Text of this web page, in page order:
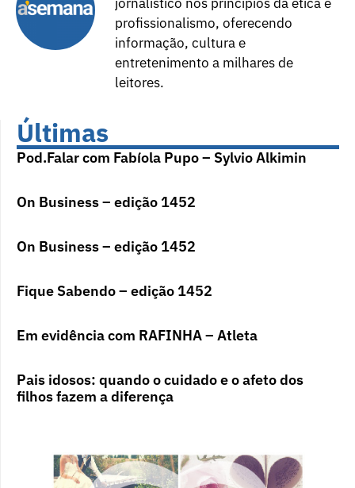
profissionalismo, oferecendo
informação, cultura e
entretenimento a milhares de
leitores.
Últimas
Pod.Falar com Fabíola Pupo – Sylvio Alkimin
On Business – edição 1452
On Business – edição 1452
Fique Sabendo – edição 1452
Em evidência com RAFINHA – Atleta
Pais idosos: quando o cuidado e o afeto dos
filhos fazem a diferença